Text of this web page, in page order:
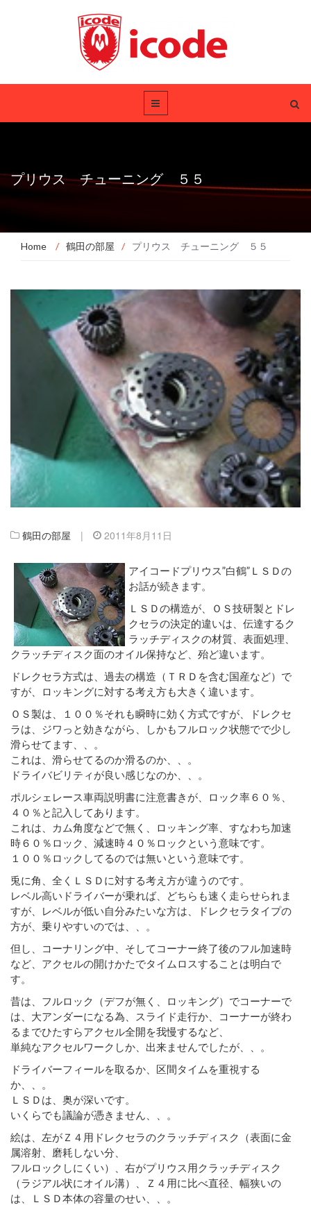
プリウス チューニング ５５
Home / 鶴田の部屋 / プリウス チューニング ５５
鶴田の部屋 | 2011年8月11日
アイコードプリウス”白鶴”ＬＳＤの
お話が続きます。
ＬＳＤの構造が、ＯＳ技研製とドレ
クセラの決定的違いは、伝達するク
ラッチディスクの材質、表面処理、
クラッチディスク面のオイル保持など、殆ど違います。
ドレクセラ方式は、過去の構造（ＴＲＤを含む国産など）で
すが、ロッキングに対する考え方も大きく違います。
ＯＳ製は、１００％それも瞬時に効く方式ですが、ドレクセ
ラは、ジワっと効きながら、しかもフルロック状態でで少し
滑らせてます、、。
これは、滑らせてるのか滑るのか、、。
ドライバビリティが良い感じなのか、、。
ポルシェレース車両説明書に注意書きが、ロック率６０％、
４０％と記入してあります。
これは、カム角度などで無く、ロッキング率、すなわち加速
時６０％ロック、減速時４０％ロックという意味です。
１００％ロックしてるのでは無いという意味です。
兎に角、全くＬＳＤに対する考え方が違うのです。
レベル高いドライバーが乗れば、どちらも速く走らせられま
すが、レベルが低い自分みたいな方は、ドレクセラタイプの
方が、乗りやすいのでは、、。
但し、コーナリング中、そしてコーナー終了後のフル加速時
など、アクセルの開けかたでタイムロスすることは明白で
す。
昔は、フルロック（デフが無く、ロッキング）でコーナーで
は、大アンダーになる為、スライド走行か、コーナーが終わ
るまでひたすらアクセル全開を我慢するなど、
単純なアクセルワークしか、出来ませんでしたが、、。
ドライバーフィールを取るか、区間タイムを重視する
か、、。
ＬＳＤは、奥が深いです。
いくらでも議論が憑きません、、。
絵は、左がＺ４用ドレクセラのクラッチディスク（表面に金
属溶射、磨耗しない分、
フルロックしにくい）、右がプリウス用クラッチディスク
（ラジアル状にオイル溝）、Ｚ４用に比べ直径、幅狭いの
は、ＬＳＤ本体の容量のせい、、。